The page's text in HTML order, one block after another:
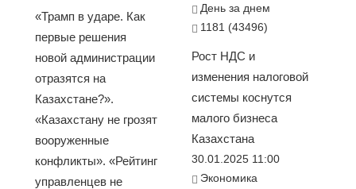
«Трамп в ударе. Как
первые решения
новой администрации
отразятся на
Казахстане?».
«Казахстану не грозят
вооруженные
конфликты». «Рейтинг
управленцев не
День за днем
1181 (43496)
Рост НДС и
изменения налоговой
системы коснутся
малого бизнеса
Казахстана
30.01.2025 11:00
Экономика